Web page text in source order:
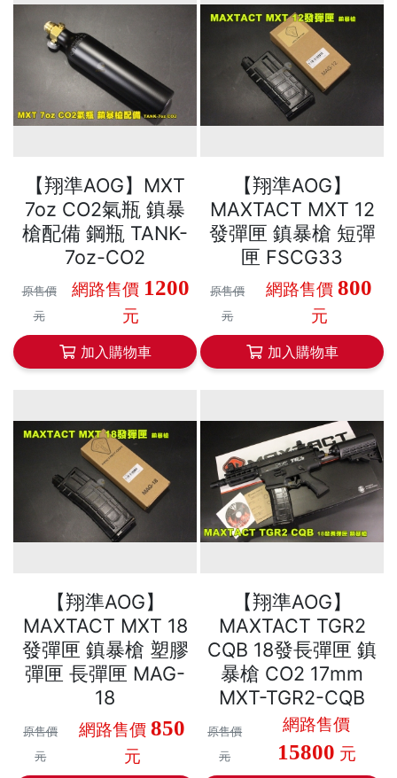
【翔準AOG】MXT
7oz CO2氣瓶 鎮暴
槍配備 鋼瓶 TANK-
7oz-CO2
原售價
元
網路售價 1200
元
加入購物車
【翔準AOG】
MAXTACT MXT 12
發彈匣 鎮暴槍 短彈
匣 FSCG33
原售價
元
網路售價800
元
加入購物車
【翔準AOG】
MAXTACT MXT 18
發彈匣 鎮暴槍 塑膠
彈匣 長彈匣 MAG-
18
原售價
元
網路售價850
元
【翔準AOG】
MAXTACT TGR2
CQB 18發長彈匣 鎮
暴槍 CO2 17mm
MXT-TGR2-CQB
原售價
元
網路售價
15800 元